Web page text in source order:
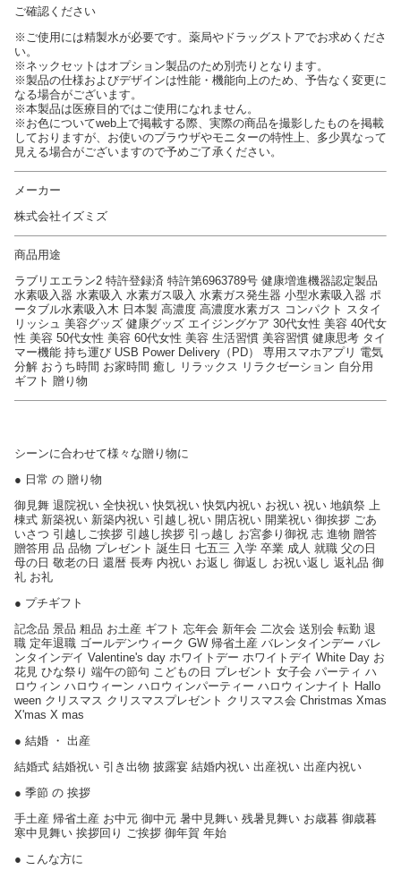
ご確認ください
※ご使用には精製水が必要です。薬局やドラッグストアでお求めくださ
い。
※ネックセットはオプション製品のため別売りとなります。
※製品の仕様およびデザインは性能・機能向上のため、予告なく変更に
なる場合がございます。
※本製品は医療目的ではご使用になれません。
※お色についてweb上で掲載する際、実際の商品を撮影したものを掲載
しておりますが、お使いのブラウザやモニターの特性上、多少異なって
見える場合がございますので予めご了承ください。
メーカー
株式会社イズミズ
商品用途
ラブリエエラン2 特許登録済 特許第6963789号 健康増進機器認定製品
水素吸入器 水素吸入 水素ガス吸入 水素ガス発生器 小型水素吸入器 ポ
ータブル水素吸入木 日本製 高濃度 高濃度水素ガス コンパクト スタイ
リッシュ 美容グッズ 健康グッズ エイジングケア 30代女性 美容 40代女
性 美容 50代女性 美容 60代女性 美容 生活習慣 美容習慣 健康思考 タイ
マー機能 持ち運び USB Power Delivery（PD） 専用スマホアプリ 電気
分解 おうち時間 お家時間 癒し リラックス リラクゼーション 自分用
ギフト 贈り物
シーンに合わせて様々な贈り物に
● 日常 の 贈り物
御見舞 退院祝い 全快祝い 快気祝い 快気内祝い お祝い 祝い 地鎮祭 上
棟式 新築祝い 新築内祝い 引越し祝い 開店祝い 開業祝い 御挨拶 ごあ
いさつ 引越しご挨拶 引越し挨拶 引っ越し お宮参り御祝 志 進物 贈答
贈答用 品 品物 プレゼント 誕生日 七五三 入学 卒業 成人 就職 父の日
母の日 敬老の日 還暦 長寿 内祝い お返し 御返し お祝い返し 返礼品 御
礼 お礼
● プチギフト
記念品 景品 粗品 お土産 ギフト 忘年会 新年会 二次会 送別会 転勤 退
職 定年退職 ゴールデンウィーク GW 帰省土産 バレンタインデー バレ
ンタインデイ Valentine's day ホワイトデー ホワイトデイ White Day お
花見 ひな祭り 端午の節句 こどもの日 プレゼント 女子会 パーティ ハ
ロウィン ハロウィーン ハロウィンパーティー ハロウィンナイト Hallo
ween クリスマス クリスマスプレゼント クリスマス会 Christmas Xmas
X'mas X mas
● 結婚 ・ 出産
結婚式 結婚祝い 引き出物 披露宴 結婚内祝い 出産祝い 出産内祝い
● 季節 の 挨拶
手土産 帰省土産 お中元 御中元 暑中見舞い 残暑見舞い お歳暮 御歳暮
寒中見舞い 挨拶回り ご挨拶 御年賀 年始
● こんな方に